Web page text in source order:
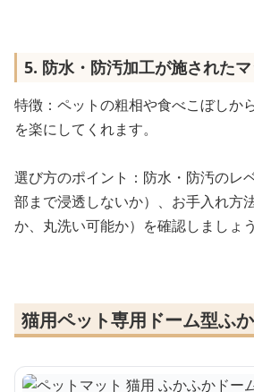
5. 防水・防汚加工が施されたマ
特徴：ペットの粗相や食べこぼしか
を楽にしてくれます。
選び方のポイント：防水・防汚のレ
部まで浸透しないか）、お手入れ方
か、丸洗い可能か）を確認しましょう
猫用ペット専用ドーム型ふ